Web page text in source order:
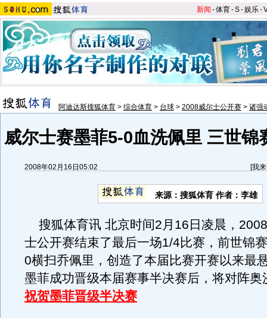
新闻 -体育-S-娱乐-
阿迪达斯搜狐体育 > 综合体育 > 台球 > 2008威尔士公开赛 > 诸强
威尔士赛墨菲5-0血洗佩里 三世锦
2008年02月16日05:02 [我
来源：搜狐体育 作者：李雄
搜狐体育讯 北京时间2月16日凌晨，
士公开赛结束了最后一场1/4比赛，前世锦
0横扫乔佩里，创造了本届比赛开赛以来最
墨菲成功晋级本届赛事半决赛后，将对阵
祝贺墨菲晋级半决赛